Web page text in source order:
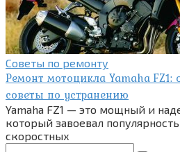
Советы по ремонту
Ремонт мотоцикла Yamaha
советы по устранению
Yamaha FZ1 — это мощный и
который завоевал
скоростных